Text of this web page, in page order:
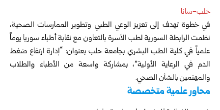
حلب-سانا
في خطوة تهدف إلى تعزيز الوعي الطبي وتطوير الممارسات الصحية،
نظمت الرابطة السورية لطب الأسرة بالتعاون مع نقابة أطباء سوريا يوماً
علمياً في كلية الطب البشري بجامعة حلب بعنوان: “إدارة ارتفاع ضغط
الدم في الرعاية الأولية”، بمشاركة واسعة من الأطباء والطلاب
والمهتمين بالشأن الصحي.
محاور علمية متخصصة